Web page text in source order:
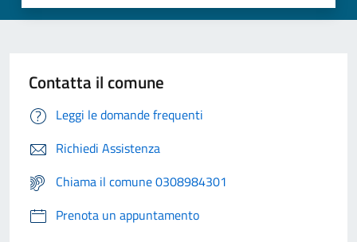
Contatta il comune
Leggi le domande frequenti
Richiedi Assistenza
Chiama il comune 0308984301
Prenota un appuntamento